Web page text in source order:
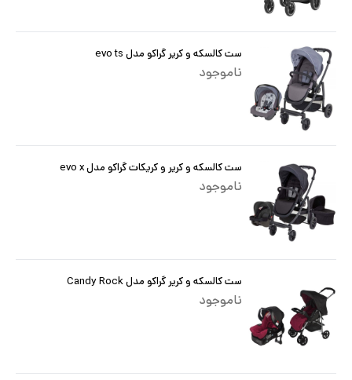
ست کالسکه و کریر گراکو مدل evo ts
ناموجود
ست کالسکه و کریر و کریکات گراکو مدل evo x
ناموجود
ست کالسکه و کریر گراکو مدل Candy Rock
ناموجود